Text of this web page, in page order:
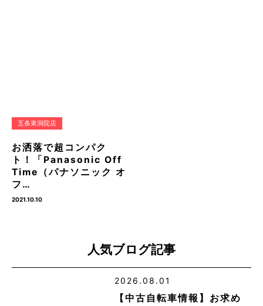
五条東洞院店
お洒落で超コンパク
ト！「Panasonic Off
Time（パナソニック オ
フ…
2021.10.10
人気ブログ記事
2026.08.01
【中古自転車情報】お求め